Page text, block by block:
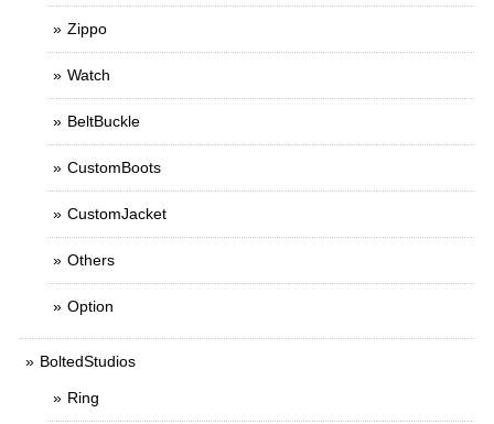
Zippo
Watch
BeltBuckle
CustomBoots
CustomJacket
Others
Option
BoltedStudios
Ring